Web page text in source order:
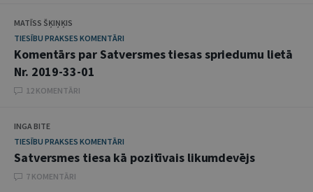
MATĪSS ŠĶIŅĶIS
TIESĪBU PRAKSES KOMENTĀRI
Komentārs par Satversmes tiesas spriedumu lietā
Nr. 2019-33-01
12 KOMENTĀRI
INGA BITE
TIESĪBU PRAKSES KOMENTĀRI
Satversmes tiesa kā pozitīvais likumdevējs
7 KOMENTĀRI